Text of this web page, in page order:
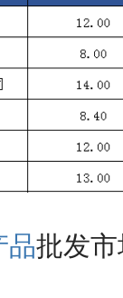
品批发